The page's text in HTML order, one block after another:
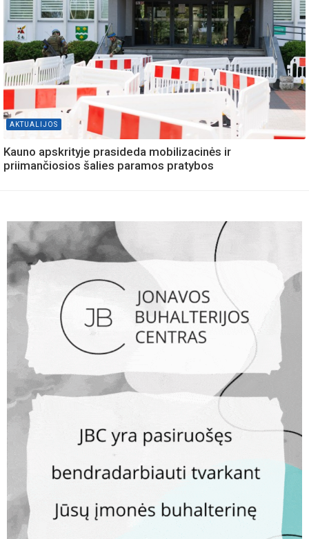
AKTUALIJOS
Kauno apskrityje prasideda mobilizacinės ir
priimančiosios šalies paramos pratybos